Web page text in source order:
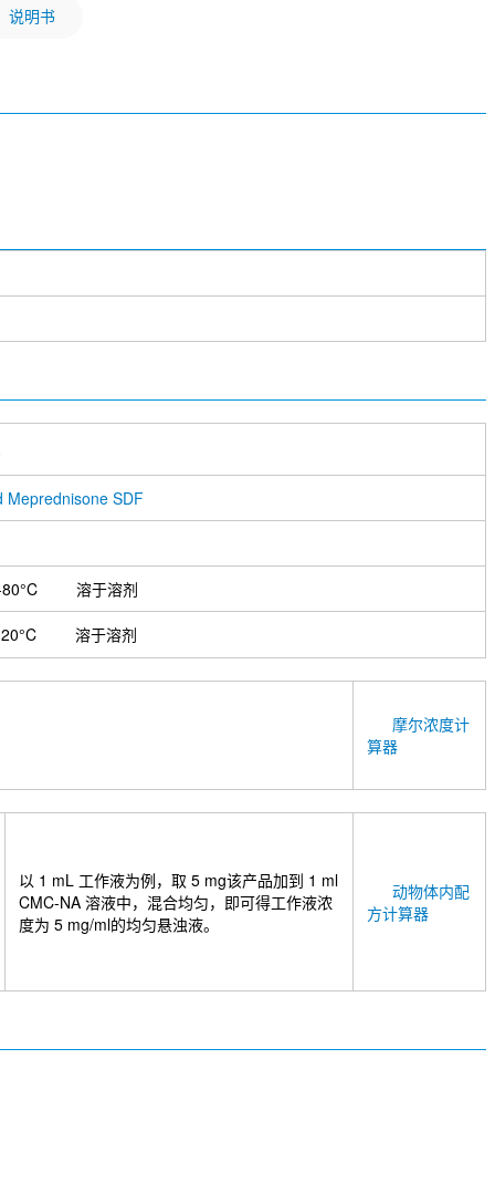
说明书
Meprednisone SDF
溶于溶剂
溶于溶剂
摩尔浓度计
算器
动物体内配
方计算器
以 1 mL 工作液为例，取 5 mg该产品加到 1 ml
CMC-NA 溶液中，混合均匀，即可得工作液浓
度为 5 mg/ml的均匀悬浊液。